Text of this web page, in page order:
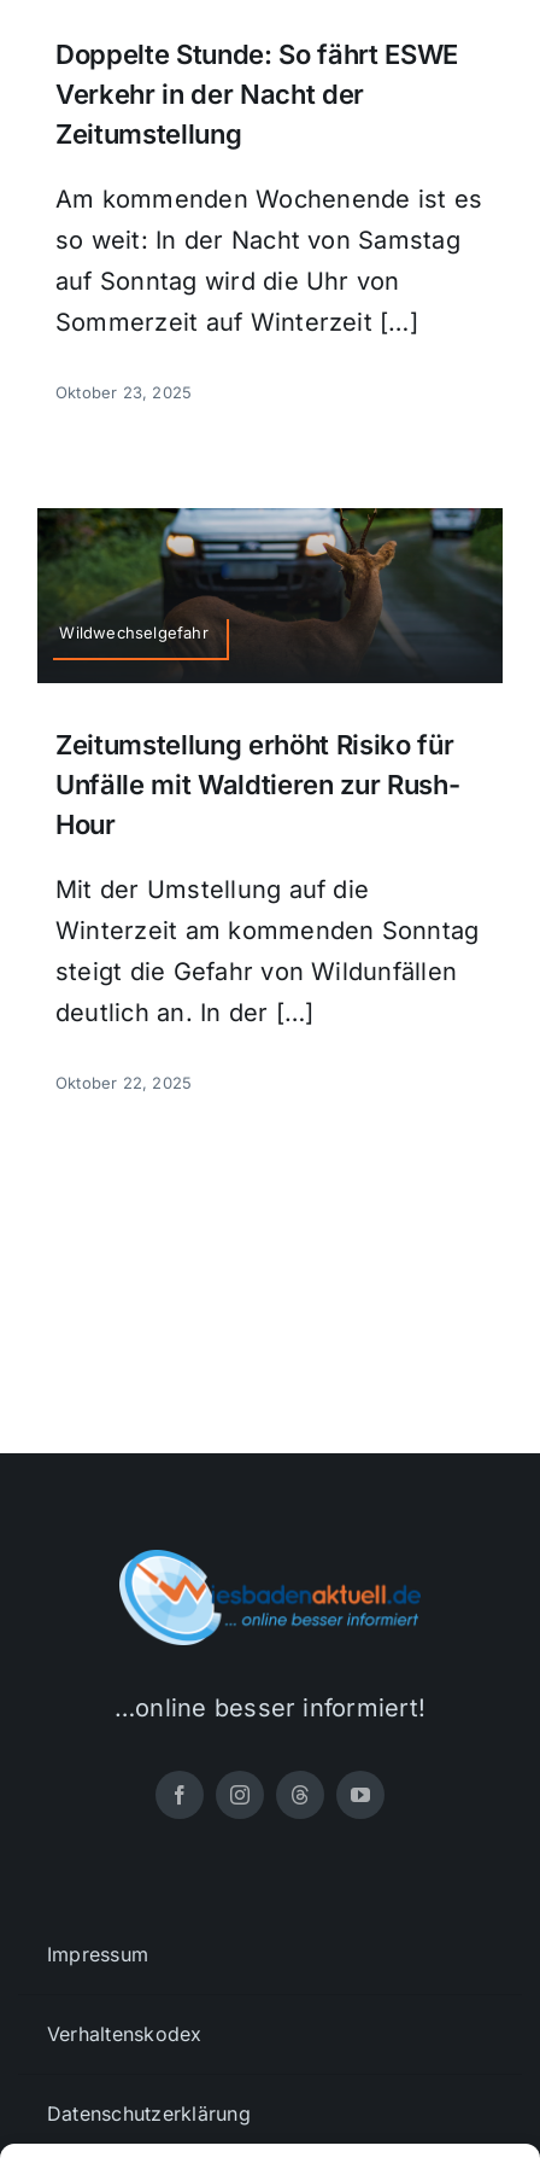
Doppelte Stunde: So fährt ESWE
Verkehr in der Nacht der
Zeitumstellung
Am kommenden Wochenende ist es
so weit: In der Nacht von Samstag
auf Sonntag wird die Uhr von
Sommerzeit auf Winterzeit […]
Oktober 23, 2025
Wildwechselgefahr
Zeitumstellung erhöht Risiko für
Unfälle mit Waldtieren zur Rush-
Hour
Mit der Umstellung auf die
Winterzeit am kommenden Sonntag
steigt die Gefahr von Wildunfällen
deutlich an. In der […]
Oktober 22, 2025
…online besser informiert!
Impressum
Verhaltenskodex
Datenschutzerklärung